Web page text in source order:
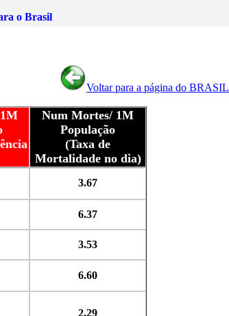
o Brasil
Voltar para a página do BRASIL
Num Mortes/ 1M
População
(Taxa de
Mortalidade no dia)
3.67
6.37
3.53
6.60
2.29